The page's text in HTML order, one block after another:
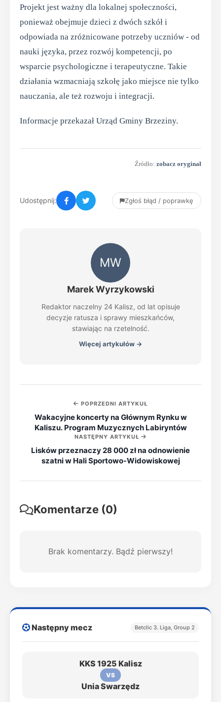
Projekt jest ważny dla lokalnej społeczności,
ponieważ obejmuje dzieci z dwóch szkół i
odpowiada na zróżnicowane potrzeby uczniów - od
nauki języka, przez rozwój kompetencji, po
wsparcie psychologiczne i terapeutyczne. Takie
działania wzmacniają szkołę jako miejsce nie tylko
nauczania, ale też rozwoju i integracji.
Informacje przekazał Urząd Gminy Brzeziny.
Źródło: zobacz oryginał
Udostępnij: Zgłoś błąd / poprawkę
MW
Marek Wyrzykowski
Redaktor naczelny 24 Kalisz, od lat opisuje
decyzje ratusza i sprawy mieszkańców,
stawiając na rzetelność.
Więcej artykułów →
POPRZEDNI ARTYKUŁ
Wakacyjne koncerty na Głównym Rynku w
Kaliszu. Program Muzycznych Labiryntów
NASTĘPNY ARTYKUŁ
Lisków przeznaczy 28 000 zł na odnowienie
szatni w Hali Sportowo-Widowiskowej
Komentarze (0)
Brak komentarzy. Bądź pierwszy!
Następny mecz Betclic 3. Liga, Group 2
KKS 1925 Kalisz
VS
Unia Swarzędz